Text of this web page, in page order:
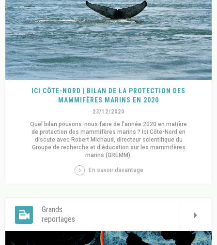
ICI CÔTE-NORD | BILAN DE LA PROTECTION DES
MAMMIFÈRES MARINS EN 2020
23/12/2020
Quel bilan pouvons-nous faire de l'année 2020 en matière
de protection des mammifères marins ? Ici Côte-Nord en
discute avec Robert Michaud, directeur scientifique du
Groupe de recherche et d'éducation sur les mammifères
marins (GREMM).
En savoir davantage
Grands
reportages